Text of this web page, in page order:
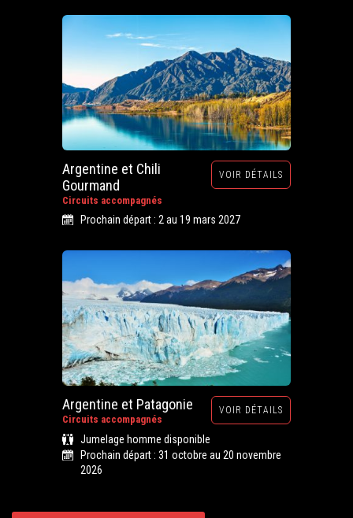
Argentine et Chili
Gourmand
Circuits accompagnés
VOIR DÉTAILS
Prochain départ : 2 au 19 mars 2027
Argentine et Patagonie
Circuits accompagnés
VOIR DÉTAILS
Jumelage homme disponible
Prochain départ : 31 octobre au 20 novembre
2026